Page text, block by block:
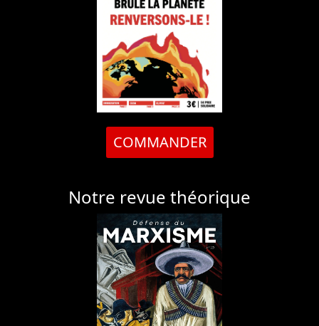
COMMANDER
Notre revue théorique